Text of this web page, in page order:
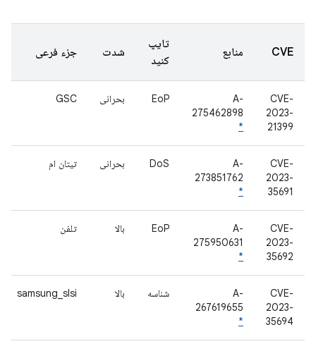
CVE منابع
تایپ
کنید
شدت جزء فرعی
CVE-
2023-
21399
A-
275462898
*
EoP بحرانی GSC
CVE-
2023-
35691
A-
273851762
*
DoS بحرانی تیتان ام
CVE-
2023-
35692
A-
275950631
*
EoP بالا تلفن
CVE-
2023-
35694
A-
267619655
*
شناسه بالا samsung_slsi